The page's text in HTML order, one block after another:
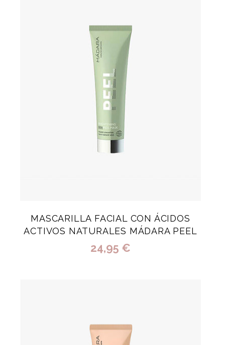
MASCARILLA FACIAL CON ÁCIDOS
ACTIVOS NATURALES MÁDARA PEEL
24,95 €